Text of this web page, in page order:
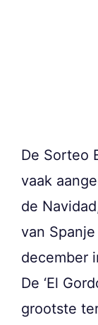
De Sorteo
vaak
de
van
december
De ‘El
grootste